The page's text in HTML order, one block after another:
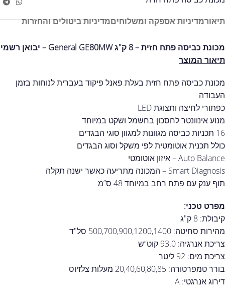
תיאורמדיניות אספקה ומשלוחיםמדיניות ביטולים והחזרות
מכונת כביסה פתח חזית – 8 ק"ג General GE80MW – יבואן רשמי
תיאור המוצר
מכונת כביסה פתח חזית בעלת פאנל פיקוד בעברית לנוחות בזמן
העבודה
כפתורי לחיצה ותצוגת LED
מנוע אינוונטר לחסכון בחשמל ושקט במיוחד
16 תכניות כביסה מגוונות למגוון סוגי הבגדים
כולל תכנית אוטומטית לפי משקל וסוג הבגדים
Auto Balance – איזון אוטומטי
Smart Diagnosis – המכונה מתריעה כאשר ישנה תקלה
תוף ענק עם פתח רחב במיוחד 48 ס”מ
מפרט טכני:
קיבולת: 8 ק"ג
מהירות סחיטה: 500,700,900,1200,1400 סל"ד
צריכת אנרגיה: 93.0 קוט”ש
צריכת מים: 92 ליטר
בורר טמפרטורה: 20,40,60,80,85 מעלות צלזיוס
דירוג אנרגטי: A